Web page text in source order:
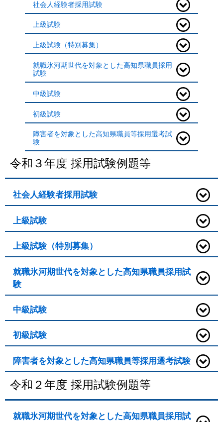
社会人経験者採用試験
上級試験
上級試験（特別募集）
就職氷河期世代を対象とした高知県職員採用
試験
中級試験
初級試験
障害者を対象とした高知県職員等採用選考試
験
令和３年度 採用試験例題等
社会人経験者採用試験
上級試験
上級試験（特別募集）
就職氷河期世代を対象とした高知県職員採用試
験
中級試験
初級試験
障害者を対象とした高知県職員等採用選考試験
令和２年度 採用試験例題等
就職氷河期世代を対象とした高知県職員採用試